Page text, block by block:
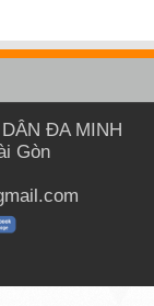
ĐA MINH
Gòn